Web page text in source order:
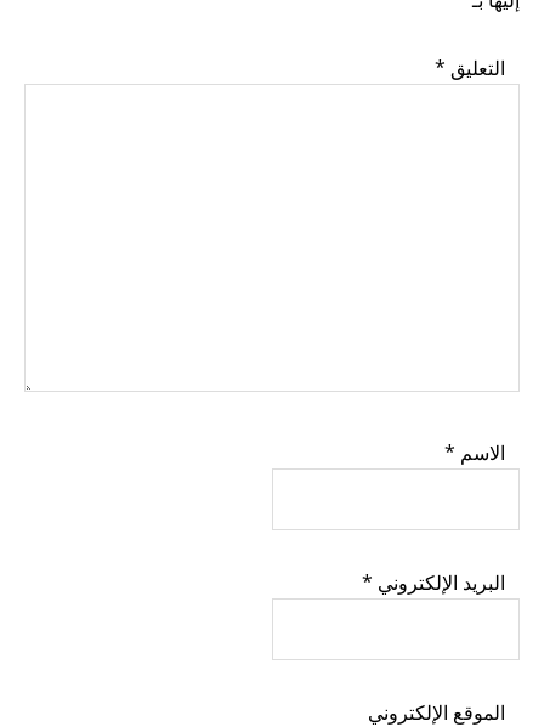
التعليق *
الاسم *
البريد الإلكتروني *
الموقع الإلكتروني